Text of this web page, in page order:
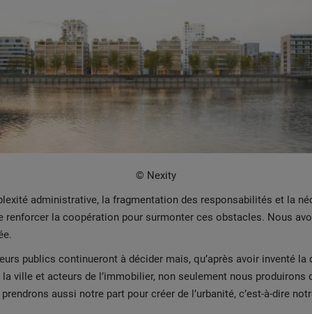
© Nexity
administrative, la fragmentation des responsabilités et la
la coopération pour surmonter ces obstacles. Nous
publics continueront à décider mais, qu’après avoir inventé
ville et acteurs de l’immobilier, non seulement nous produirons
aussi notre part pour créer de l’urbanité, c’est-à-dire